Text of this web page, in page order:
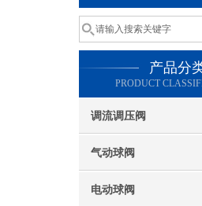
产品分
PRODUCT
调流调压阀
气动球阀
电动球阀